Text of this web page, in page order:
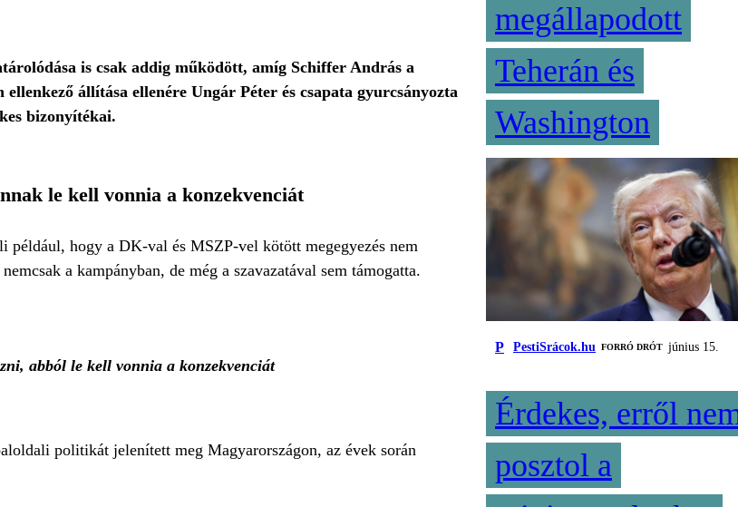
is csak addig működött, amíg Schiffer András a
állítása ellenére Ungár Péter és csapata gyurcsányozta
bizonyítékai.
le kell vonnia a konzekvenciát
hogy a DK-val és MSZP-vel kötött megegyezés nem
a kampányban, de még a szavazatával sem támogatta.
abból le kell vonnia a konzekvenciát
politikát jelenített meg Magyarországon, az évek során
megállapodott
Teherán és
Washington
P PestiSrácok.hu FORRÓ DRÓT június 15.
Érdekes, erről
posztol a